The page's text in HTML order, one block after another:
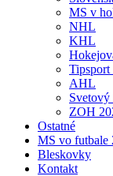
MS v
NHL
KHL
Tipsport
AHL
Svetový
ZOH
Ostatné
MS vo futbale
Bleskovky
Kontakt